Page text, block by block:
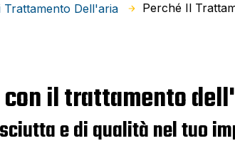
Trattamento Dell'aria Perché Il
il trattamento
e di qualità nel tuo